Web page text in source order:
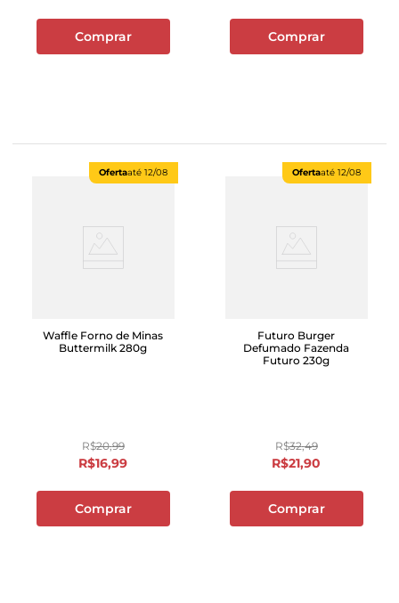
Comprar Comprar
Ofertaaté 12/08
Waffle Forno de Minas
Buttermilk 280g
R$20,99
R$16,99
Comprar
Ofertaaté 12/08
Futuro Burger
Defumado Fazenda
Futuro 230g
R$32,49
R$21,90
Comprar